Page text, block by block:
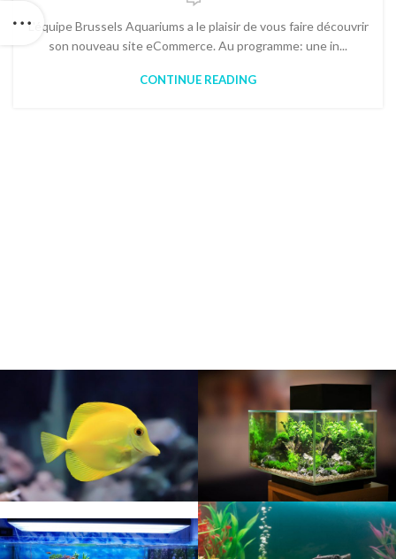
L'équipe Brussels Aquariums a le plaisir de vous faire découvrir
son nouveau site eCommerce. Au programme: une in...
CONTINUE READING